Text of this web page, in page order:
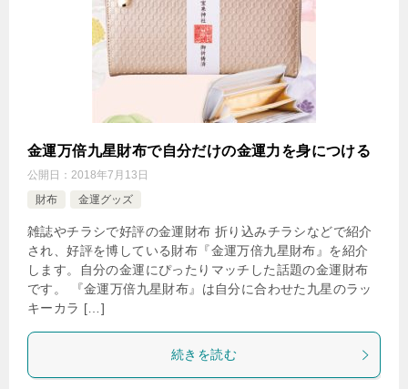
金運万倍九星財布で自分だけの金運力を身につける
公開日： 2018年7月13日
財布
金運グッズ
雑誌やチラシで好評の金運財布 折り込みチラシなどで紹介
され、好評を博している財布『金運万倍九星財布』を紹介
します。自分の金運にぴったりマッチした話題の金運財布
です。 『金運万倍九星財布』は自分に合わせた九星のラッ
キーカラ […]
続きを読む